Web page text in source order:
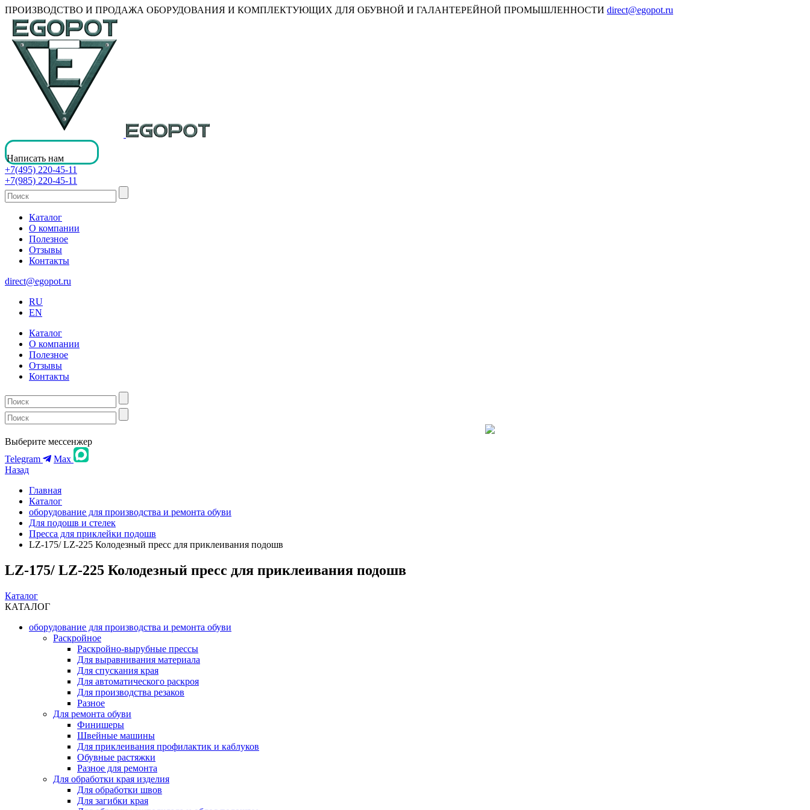
ПРОИЗВОДСТВО И ПРОДАЖА ОБОРУДОВАНИЯ И КОМПЛЕКТУЮЩИХ ДЛЯ ОБУВНОЙ И ГАЛАНТЕРЕЙНОЙ ПРОМЫШЛЕННОСТИ direct@egopot.ru
Написать нам
+7(495) 220-45-11
+7(985) 220-45-11
Каталог
О компании
Полезное
Отзывы
Контакты
direct@egopot.ru
RU
EN
Каталог
О компании
Полезное
Отзывы
Контакты
Выберите мессенжер
Telegram
Max
Назад
Главная
Каталог
оборудование для производства и ремонта обуви
Для подошв и стелек
Пресса для приклейки подошв
LZ-175/ LZ-225 Колодезный пресс для приклеивания подошв
LZ-175/ LZ-225 Колодезный пресс для приклеивания подошв
Каталог
КАТАЛОГ
оборудование для производства и ремонта обуви
Раскройное
Раскройно-вырубные прессы
Для выравнивания материала
Для спускания края
Для автоматического раскроя
Для производства резаков
Разное
Для ремонта обуви
Финишеры
Швейные машины
Для приклеивания профилактик и каблуков
Обувные растяжки
Разное для ремонта
Для обработки края изделия
Для обработки швов
Для загибки края